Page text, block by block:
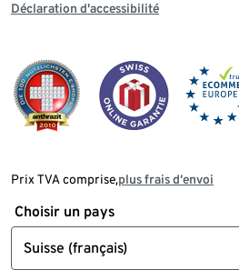
Déclaration d'accessibilité
Prix TVA comprise,plus frais d‘envoi
Choisir un pays
Suisse (français)